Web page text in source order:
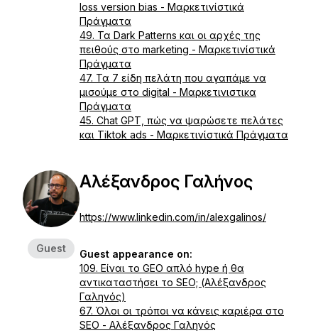
loss version bias - Μαρκετινίστικά
Πράγματα
49. Τα Dark Patterns και οι αρχές της
πειθούς στο marketing - Μαρκετινίστικά
Πράγματα
47. Τα 7 είδη πελάτη που αγαπάμε να
μισούμε στο digital - Μαρκετινιστικα
Πράγματα
45. Chat GPT, πώς να ψαρώσετε πελάτες
και Tiktok ads - Μαρκετινίστικά Πράγματα
Guest
Αλέξανδρος Γαλήνος
https://www.linkedin.com/in/alexgalinos/
Guest appearance on:
109. Είναι το GEO απλό hype ή θα
αντικαταστήσει το SEO; (Αλέξανδρος
Γαληνός)
67. Όλοι οι τρόποι να κάνεις καριέρα στο
SEO - Αλέξανδρος Γαληνός